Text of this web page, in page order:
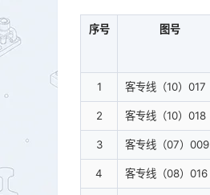
序号 图号
1 客专线（10）017
2 客专线（10）018
3 客专线（07）009
4 客专线（08）016